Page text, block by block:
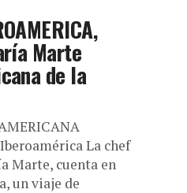
Marte
de la
La chef
Marte, cuenta en
un viaje de